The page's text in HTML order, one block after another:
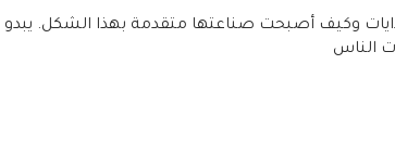
وكيف أصبحت صناعتها متقدمة بهذا الشكل. يبدو
الناس